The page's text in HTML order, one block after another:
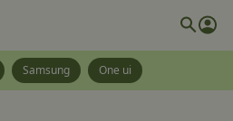
Samsung One ui